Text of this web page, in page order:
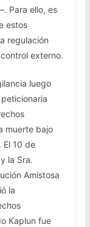
Para ello, es
estos
regulación
externo.
luego
muerte bajo
El 10 de
la Sra.
Amistosa
la
Kaplun fue